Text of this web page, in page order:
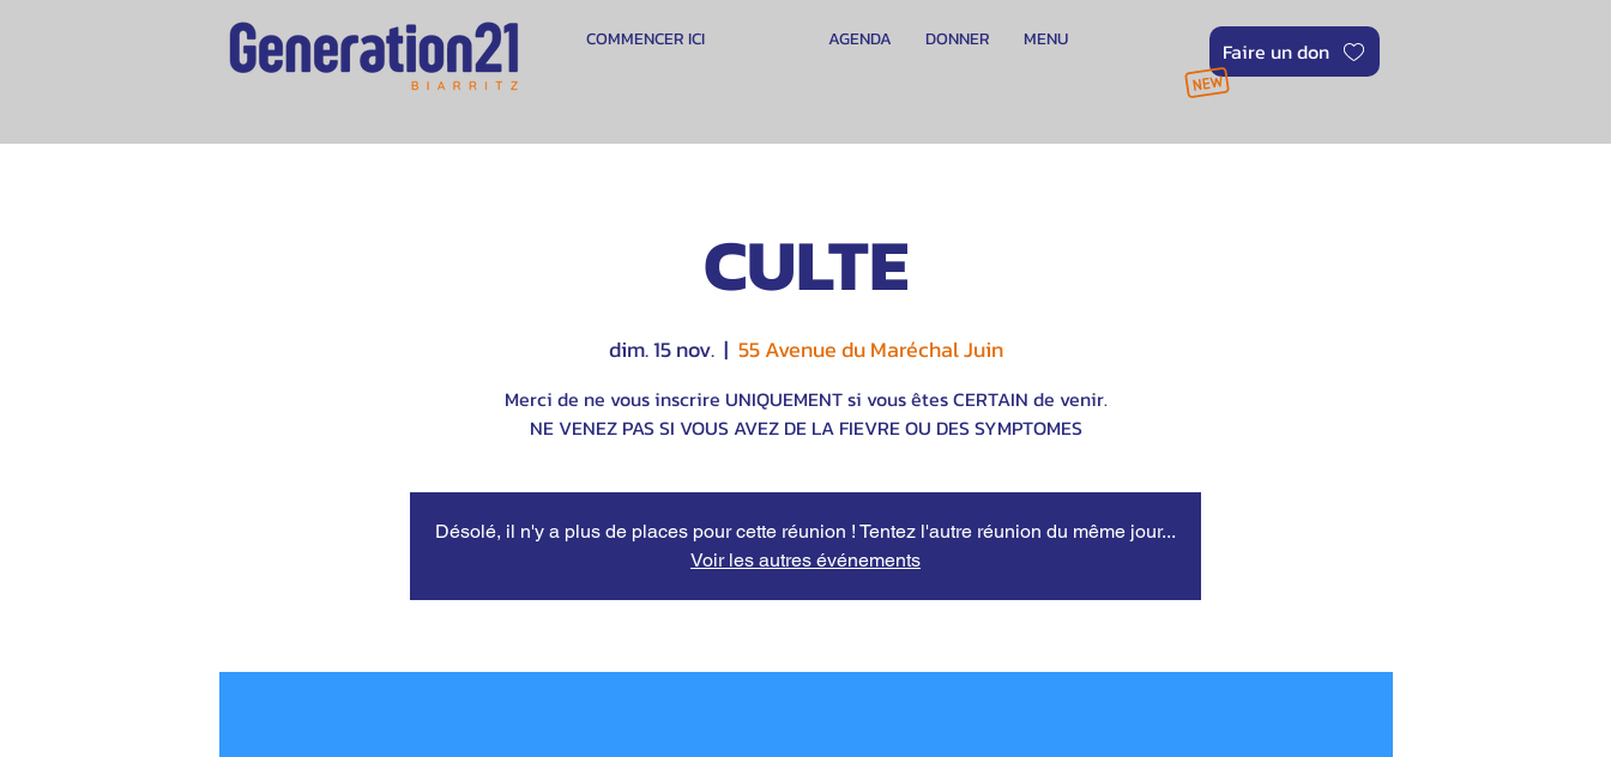
COMMENCER ICI DONNER MENU
AGENDA Faire un don
CULTE
dim. 15 nov.
  |
55 Avenue du Maréchal Juin
Merci de ne vous inscrire UNIQUEMENT si vous êtes CERTAIN de venir.
NE VENEZ PAS SI VOUS AVEZ DE LA FIEVRE OU DES SYMPTOMES
Désolé, il n'y a plus de places pour cette réunion ! Tentez l'autre réunion du même jour...
Voir les autres événements